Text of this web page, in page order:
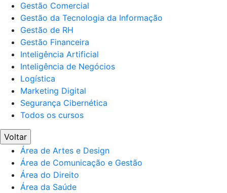
Gestão Comercial
Gestão da Tecnologia da Informação
Gestão de RH
Gestão Financeira
Inteligência Artificial
Inteligência de Negócios
Logística
Marketing Digital
Segurança Cibernética
Todos os cursos
Voltar
Área de Artes e Design
Área de Comunicação e Gestão
Área do Direito
Área da Saúde